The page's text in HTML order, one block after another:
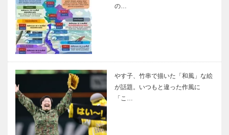
の…
やす子、竹串で描いた「和風」な絵
が話題。いつもと違った作風に
「こ…